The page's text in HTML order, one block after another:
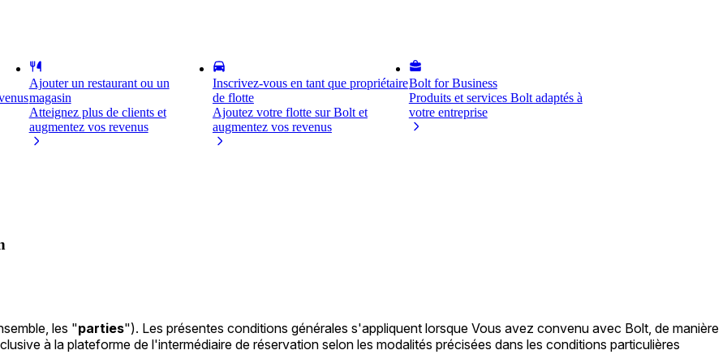
Ajouter un restaurant ou un
magasin
Atteignez plus de clients et
augmentez vos revenus
Inscrivez-vous en tant que propriétaire
de flotte
Ajoutez votre flotte sur Bolt et
augmentez vos revenus
Bolt for Business
Produits et services Bolt adaptés à
votre entreprise
les "parties"). Les présentes conditions générales s'appliquent lorsque Vous avez convenu avec Bolt, de manière
à la plateforme de l'intermédiaire de réservation selon les modalités précisées dans les conditions particulières